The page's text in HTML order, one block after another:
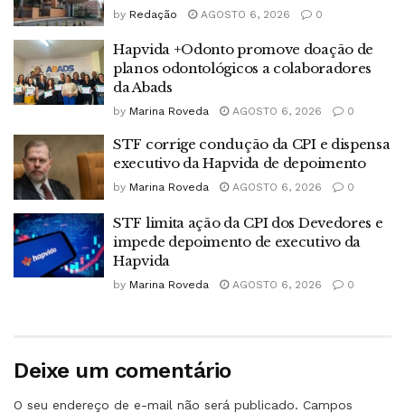
by Redação AGOSTO 6, 2026 0
Hapvida +Odonto promove doação de
planos odontológicos a colaboradores
da Abads
by Marina Roveda AGOSTO 6, 2026 0
STF corrige condução da CPI e dispensa
executivo da Hapvida de depoimento
by Marina Roveda AGOSTO 6, 2026 0
STF limita ação da CPI dos Devedores e
impede depoimento de executivo da
Hapvida
by Marina Roveda AGOSTO 6, 2026 0
Deixe um comentário
O seu endereço de e-mail não será publicado. Campos